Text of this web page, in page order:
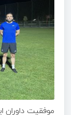
موفقیت داوران